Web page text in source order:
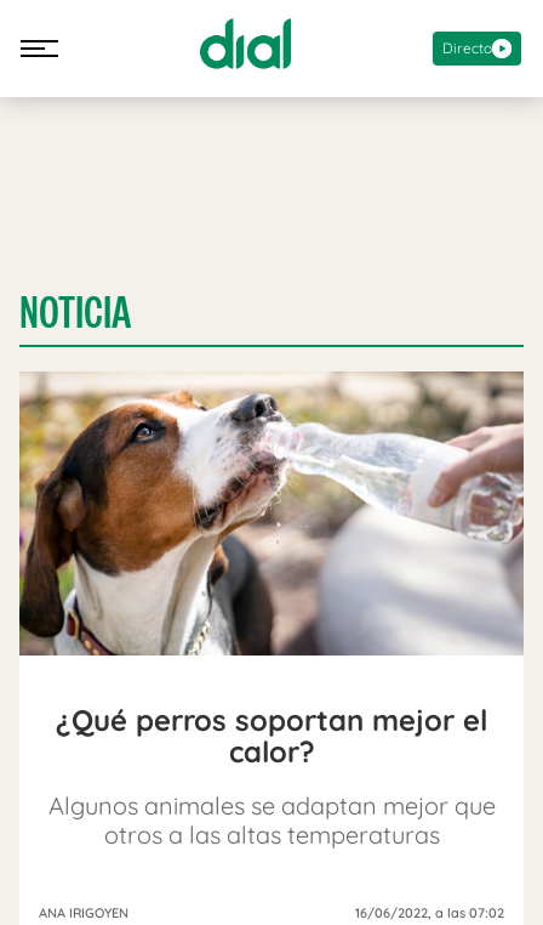
Directo
NOTICIA
¿Qué perros soportan mejor el
calor?
Algunos animales se adaptan mejor que
otros a las altas temperaturas
ANA IRIGOYEN 16/06/2022, a las 07:02